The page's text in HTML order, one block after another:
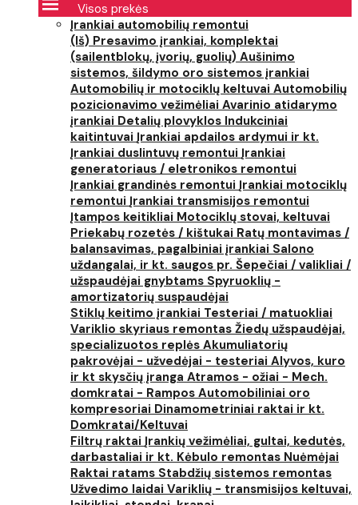
Visos prekės
Įrankiai automobilių remontui
(Iš) Presavimo įrankiai, komplektai
(sailentblokų, įvorių, guolių) Aušinimo
sistemos, šildymo oro sistemos įrankiai
Automobilių ir motociklų keltuvai Automobilių
pozicionavimo vežimėliai Avarinio atidarymo
įrankiai Detalių plovyklos Indukciniai
kaitintuvai Įrankiai apdailos ardymui ir kt.
Įrankiai duslintuvų remontui Įrankiai
generatoriaus / eletronikos remontui
Įrankiai grandinės remontui Įrankiai motociklų
remontui Įrankiai transmisijos remontui
Įtampos keitikliai Motociklų stovai, keltuvai
Priekabų rozetės / kištukai Ratų montavimas /
balansavimas, pagalbiniai įrankiai Salono
uždangalai, ir kt. saugos pr. Šepečiai / valikliai /
užspaudėjai gnybtams Spyruoklių -
amortizatorių suspaudėjai
Stiklų keitimo įrankiai Testeriai / matuokliai
Variklio skyriaus remontas Žiedų užspaudėjai,
specializuotos replės Akumuliatorių
pakrovėjai - užvedėjai - testeriai Alyvos, kuro
ir kt skysčių įranga Atramos - ožiai - Mech.
domkratai - Rampos Automobiliniai oro
kompresoriai Dinamometriniai raktai ir kt.
Domkratai/Keltuvai
Filtrų raktai Įrankių vežimėliai, gultai, kedutės,
darbastaliai ir kt. Kėbulo remontas Nuėmėjai
Raktai ratams Stabdžių sistemos remontas
Užvedimo laidai Variklių - transmisijos keltuvai,